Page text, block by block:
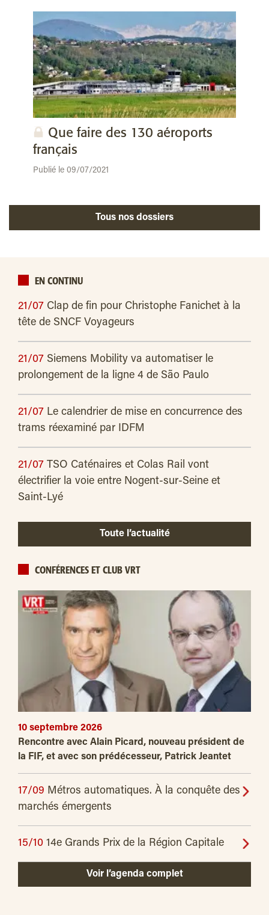
Que faire des 130 aéroports
français
Publié le 09/07/2021
Tous nos dossiers
EN CONTINU
21/07 Clap de fin pour Christophe Fanichet à la
tête de SNCF Voyageurs
21/07 Siemens Mobility va automatiser le
prolongement de la ligne 4 de São Paulo
21/07 Le calendrier de mise en concurrence des
trams réexaminé par IDFM
21/07 TSO Caténaires et Colas Rail vont
électrifier la voie entre Nogent-sur-Seine et
Saint-Lyé
Toute l’actualité
CONFÉRENCES ET CLUB VRT
10 septembre 2026
Rencontre avec Alain Picard, nouveau président de
la FIF, et avec son prédécesseur, Patrick Jeantet
17/09 Métros automatiques. À la conquête des
marchés émergents
15/10 14e Grands Prix de la Région Capitale
Voir l’agenda complet